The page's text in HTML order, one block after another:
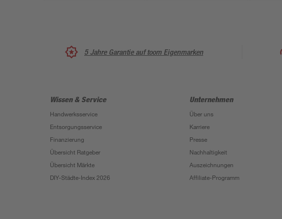
5 Jahre Garantie auf toom Eigenmarken
Wissen & Service
Handwerksservice
Entsorgungsservice
Finanzierung
Übersicht Ratgeber
Übersicht Märkte
DIY-Städte-Index 2026
Unternehmen
Über uns
Karriere
Presse
Nachhaltigkeit
Auszeichnungen
Affiliate-Programm